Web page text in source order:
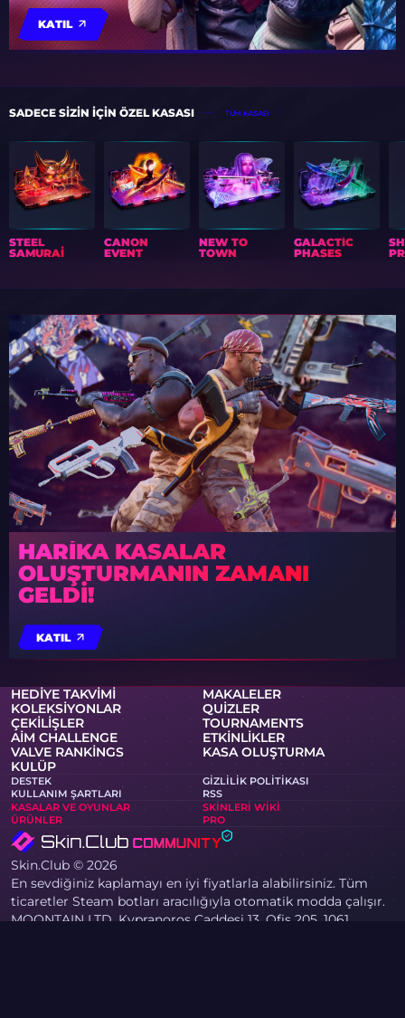
KATIL
SADECE SIZIN IÇIN ÖZEL KASASI TÜM KASASI
STEEL
SAMURAI
CANON
EVENT
NEW TO
TOWN
GALACTIC
PHASES
HARIKA KASALAR
OLUŞTURMANIN ZAMANI
GELDI!
KATIL
HEDIYE TAKVIMI
MAKALELER
KOLEKSIYONLAR
QUIZLER
ÇEKILIŞLER
TOURNAMENTS
AIM CHALLENGE
ETKINLIKLER
VALVE RANKINGS
KASA OLUŞTURMA
KULÜP
DESTEK
GIZLILIK POLITIKASI
KULLANIM ŞARTLARI
RSS
KASALAR VE OYUNLAR
SKINLERI WIKI
ÜRÜNLER
PRO
Skin.Club © 2026
En sevdiğiniz kaplamayı en iyi fiyatlarla alabilirsiniz. Tüm
ticaretler Steam botları aracılığıyla otomatik modda çalışır.
MOONTAIN LTD, Kypranoros Caddesi 13, Ofis 205, 1061,